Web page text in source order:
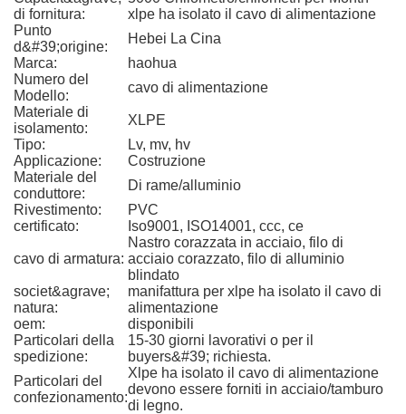
di fornitura:
xlpe ha isolato il cavo di alimentazione
Punto
d&#39;origine:
Hebei La Cina
Marca:
haohua
Numero del
Modello:
cavo di alimentazione
Materiale di
isolamento:
XLPE
Tipo:
Lv, mv, hv
Applicazione:
Costruzione
Materiale del
conduttore:
Di rame/alluminio
Rivestimento:
PVC
certificato:
Iso9001, ISO14001, ccc, ce
cavo di armatura:
Nastro corazzata in acciaio, filo di
acciaio corazzato, filo di alluminio
blindato
societ&agrave;
natura:
manifattura per xlpe ha isolato il cavo di
alimentazione
oem:
disponibili
Particolari della
spedizione:
15-30 giorni lavorativi o per il
buyers&#39; richiesta.
Particolari del
confezionamento:
Xlpe ha isolato il cavo di alimentazione
devono essere forniti in acciaio/tamburo
di legno.